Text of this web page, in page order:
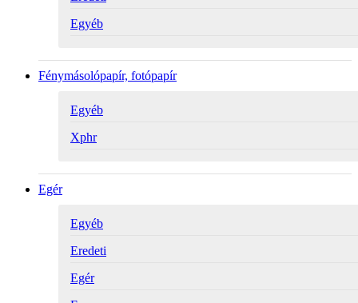
Egyéb
Fénymásolópapír, fotópapír
Egyéb
Xphr
Egér
Egyéb
Eredeti
Egér